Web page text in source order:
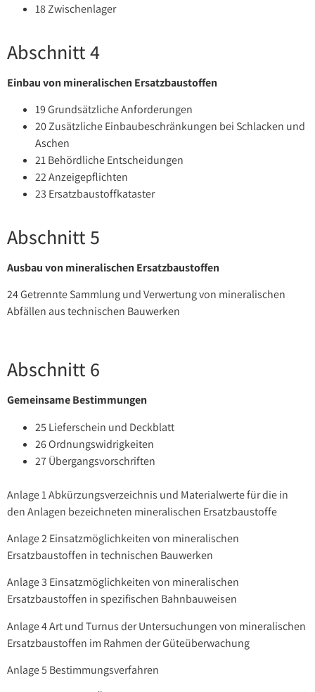
18 Zwischenlager
Abschnitt 4
Einbau von mineralischen Ersatzbaustoffen
19 Grundsätzliche Anforderungen
20 Zusätzliche Einbaubeschränkungen bei Schlacken und
Aschen
21 Behördliche Entscheidungen
22 Anzeigepflichten
23 Ersatzbaustoffkataster
Abschnitt 5
Ausbau von mineralischen Ersatzbaustoffen
24 Getrennte Sammlung und Verwertung von mineralischen
Abfällen aus technischen Bauwerken
Abschnitt 6
Gemeinsame Bestimmungen
25 Lieferschein und Deckblatt
26 Ordnungswidrigkeiten
27 Übergangsvorschriften
Anlage 1 Abkürzungsverzeichnis und Materialwerte für die in
den Anlagen bezeichneten mineralischen Ersatzbaustoffe
Anlage 2 Einsatzmöglichkeiten von mineralischen
Ersatzbaustoffen in technischen Bauwerken
Anlage 3 Einsatzmöglichkeiten von mineralischen
Ersatzbaustoffen in spezifischen Bahnbauweisen
Anlage 4 Art und Turnus der Untersuchungen von mineralischen
Ersatzbaustoffen im Rahmen der Güteüberwachung
Anlage 5 Bestimmungsverfahren